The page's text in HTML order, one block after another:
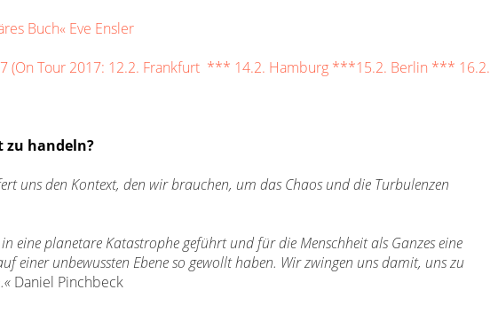
Buch« Eve Ensler
(On Tour 2017: 12.2. Frankfurt *** 14.2. Hamburg ***15.2. Berlin *** 16.2.
zu handeln?
uns den Kontext, den wir brauchen, um das Chaos und die Turbulenzen
eine planetare Katastrophe geführt und für die Menschheit als Ganzes eine
einer unbewussten Ebene so gewollt haben. Wir zwingen uns damit, uns zu
Daniel Pinchbeck